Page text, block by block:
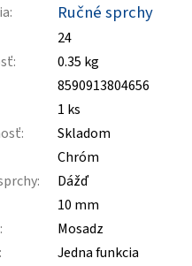
: Ručné sprchy
24
:
0.35 kg
8590913804656
1 ks
:
Skladom
Chróm
:
Dážď
10 mm
:
Mosadz
:
Jedna funkcia